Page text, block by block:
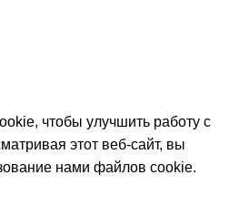
чтобы улучшить работу с
этот веб-сайт, вы
нами файлов cookie.